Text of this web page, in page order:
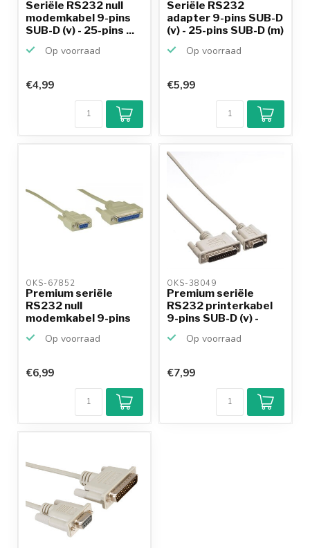
Seriële RS232 null
modemkabel 9-pins
SUB-D (v) - 25-pins ...
Op voorraad
€4,99
Seriële RS232
adapter 9-pins SUB-D
(v) - 25-pins SUB-D (m)
Op voorraad
€5,99
OKS-67852
Premium seriële
RS232 null
modemkabel 9-pins
Op voorraad
€6,99
OKS-38049
Premium seriële
RS232 printerkabel
9-pins SUB-D (v) -
Op voorraad
9,2/10
Achteraf
betalen mogelijk
€7,99